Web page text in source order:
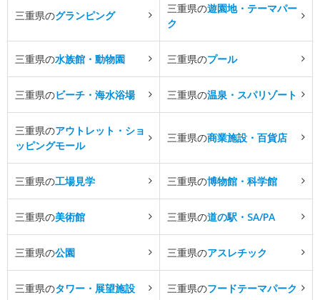
三重県のグランピング
三重県の遊園地・テーマパー
ク
三重県の水族館・動物園 三重県のプール
三重県のビーチ・海水浴場 三重県の温泉・スパリゾート
三重県のアウトレット・ショ
ッピングモール
三重県の商業施設・百貨店
三重県の工場見学 三重県の博物館・科学館
三重県の美術館 三重県の道の駅・SA/PA
三重県の公園 三重県のアスレチック
三重県のタワー・展望施設 三重県のフードテーマパーク